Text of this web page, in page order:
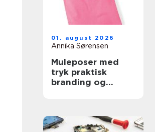
01. august 2026
Annika Sørensen
Muleposer med
tryk praktisk
branding og